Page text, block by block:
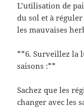
L’utilisation de
du sol et à
les mauvaises
**6. Surveillez la
saisons :**
Sachez que les
changer avec les